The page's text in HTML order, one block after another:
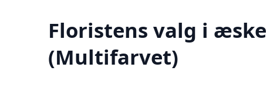
Floristens valg i æske
(Multifarvet)